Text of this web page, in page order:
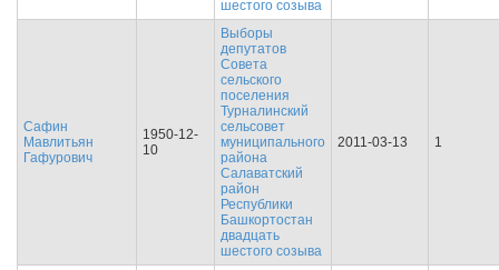
шестого созыва
Сафин
Мавлитьян
Гафурович
1950-12-
10
Выборы
депутатов
Совета
сельского
поселения
Турналинский
сельсовет
муниципального
района
Салаватский
район
Республики
Башкортостан
двадцать
шестого созыва
2011-03-13 1